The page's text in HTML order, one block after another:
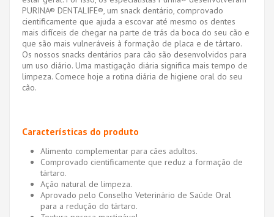
PURINA® DENTALIFE®, um snack dentário, comprovado
cientificamente que ajuda a escovar até mesmo os dentes
mais difíceis de chegar na parte de trás da boca do seu cão e
que são mais vulneráveis à formação de placa e de tártaro.
Os nossos snacks dentários para cão são desenvolvidos para
um uso diário. Uma mastigação diária significa mais tempo de
limpeza. Comece hoje a rotina diária de higiene oral do seu
cão.
Características do produto
Alimento complementar para cães adultos.
Comprovado cientificamente que reduz a formação de
tártaro.
Ação natural de limpeza.
Aprovado pelo Conselho Veterinário de Saúde Oral
para a redução do tártaro.